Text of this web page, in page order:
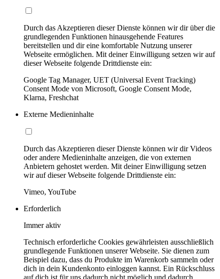
Durch das Akzeptieren dieser Dienste können wir dir über die
grundlegenden Funktionen hinausgehende Features
bereitstellen und dir eine komfortable Nutzung unserer
Webseite ermöglichen. Mit deiner Einwilligung setzen wir auf
dieser Webseite folgende Drittdienste ein:
Google Tag Manager, UET (Universal Event Tracking)
Consent Mode von Microsoft, Google Consent Mode,
Klarna, Freshchat
Externe Medieninhalte
Durch das Akzeptieren dieser Dienste können wir dir Videos
oder andere Medieninhalte anzeigen, die von externen
Anbietern gehostet werden. Mit deiner Einwilligung setzen
wir auf dieser Webseite folgende Drittdienste ein:
Vimeo, YouTube
Erforderlich
Immer aktiv
Technisch erforderliche Cookies gewährleisten ausschließlich
grundlegende Funktionen unserer Webseite. Sie dienen zum
Beispiel dazu, dass du Produkte im Warenkorb sammeln oder
dich in dein Kundenkonto einloggen kannst. Ein Rückschluss